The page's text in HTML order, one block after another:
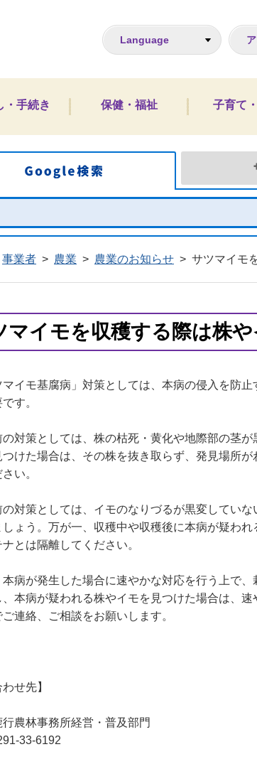
潮来市ホームページ
Language
・手続き 保健・福祉 子育て
Google検索
事業者 > 農業 > 農業のお知らせ > サツマイモ
マイモを収穫する際は株
イモ基腐病」対策としては、本病の侵入を防
す。
対策としては、株の枯死・黄化や地際部の茎
つけた場合は、その株を抜き取らず、発見場所
い。
対策としては、イモのなりづるが黒変してい
ょう。万が一、収穫中や収穫後に本病が疑わ
とは隔離してください。
病が発生した場合に速やかな対応を行う上で
、本病が疑われる株やイモを見つけた場合は、
連絡、ご相談をお願いします。
わせ先】
農林事務所経営・普及部門
33-6192